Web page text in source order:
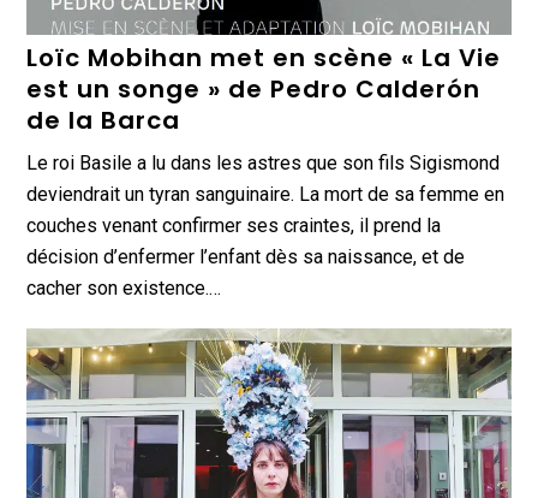
Loïc Mobihan met en scène « La Vie
est un songe » de Pedro Calderón
de la Barca
Le roi Basile a lu dans les astres que son fils Sigismond
deviendrait un tyran sanguinaire. La mort de sa femme en
couches venant confirmer ses craintes, il prend la
décision d’enfermer l’enfant dès sa naissance, et de
cacher son existence.…